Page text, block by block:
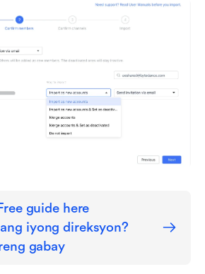
guide here
iyong direksyon?
gabay